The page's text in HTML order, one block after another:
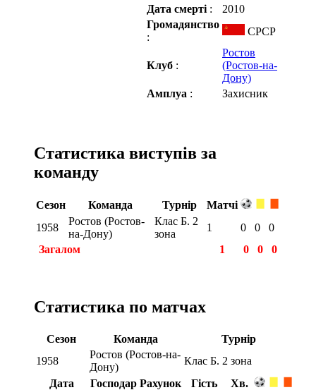
Дата смерті :
2010
Громадянство
:
СРСР
Клуб :
Ростов
(Ростов-на-
Дону)
Амплуа : Захисник
Статистика виступів за
команду
Сезон Команда Турнір
Матчі
1958
Ростов (Ростов-
на-Дону)
Клас Б. 2
зона
1 0 0
0
Загалом
1 0 0 0
Статистика по матчах
Сезон Команда
Турнір
1958
Ростов (Ростов-на-
Дону)
Клас Б. 2 зона
Дата
Господар Рахунок Гість Хв.